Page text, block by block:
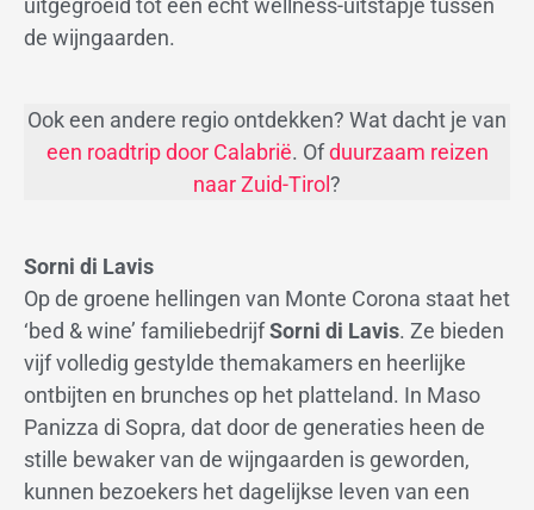
de wijngaarden.
Ook een andere regio ontdekken? Wat dacht je van
een roadtrip door Calabrië. Ofduurzaam reizen
naar Zuid-Tirol?
Sorni di Lavis
Op de groene hellingen van Monte Corona staat het
‘bed & wine’ familiebedrijfSorni di Lavis. Ze bieden
vijf volledig gestylde themakamers en heerlijke
ontbijten en brunches op het platteland. In Maso
Panizza di Sopra, dat door de generaties heen de
stille bewaker van de wijngaarden is geworden,
kunnen bezoekers het dagelijkse leven van een